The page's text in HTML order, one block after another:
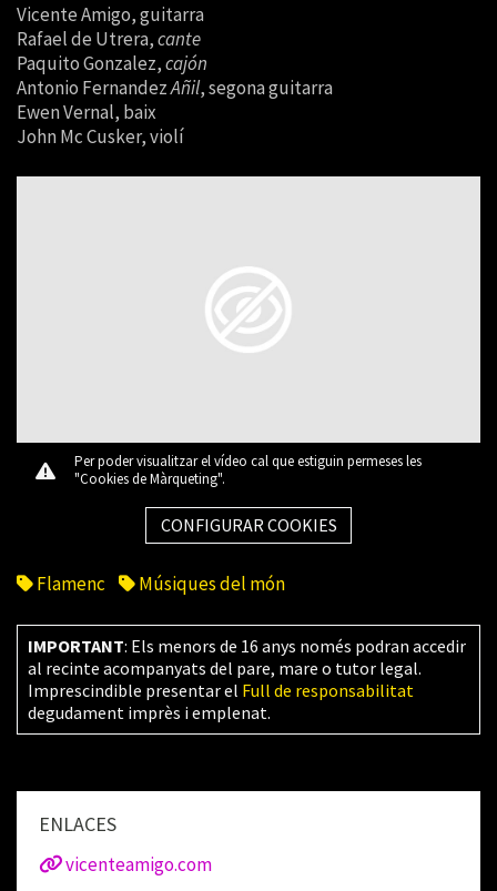
Vicente Amigo, guitarra
Rafael de Utrera,cante
Paquito Gonzalez,cajón
Antonio FernandezAñil, segona guitarra
Ewen Vernal, baix
John Mc Cusker, violí
Per poder visualitzar el vídeo cal que estiguin permeses les
"Cookies de Màrqueting".
CONFIGURAR COOKIES
Flamenc Músiques del món
IMPORTANT: Els menors de 16 anys només podran accedir
al recinte acompanyats del pare, mare o tutor legal.
Imprescindible presentar el Full de responsabilitat
degudament imprès i emplenat.
ENLACES
vicenteamigo.com